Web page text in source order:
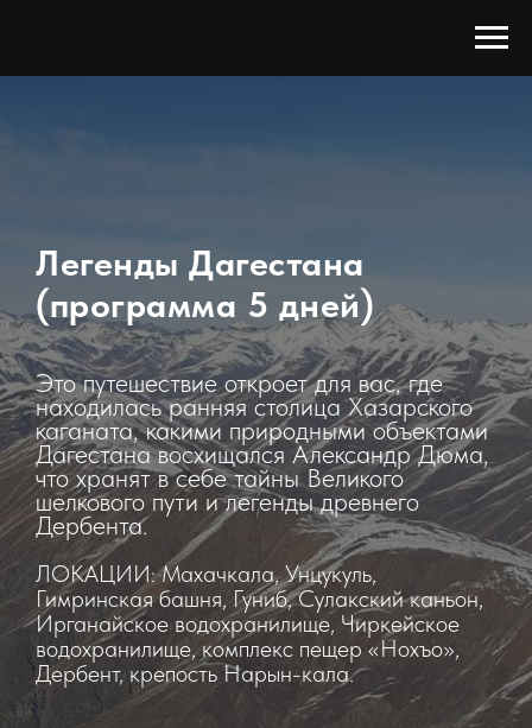
Легенды Дагестана
(программа 5 дней)
Это путешествие откроет для вас, где
находилась ранняя столица Хазарского
каганата, какими природными объектами
Дагестана восхищался Александр Дюма,
что хранят в себе тайны Великого
шелкового пути и легенды древнего
Дербента.
ЛОКАЦИИ: Махачкала, Унцукуль,
Гимринская башня, Гуниб, Сулакский каньон,
Ирганайское водохранилище, Чиркейское
водохранилище, комплекс пещер «Нохъо»,
Дербент, крепость Нарын-кала.